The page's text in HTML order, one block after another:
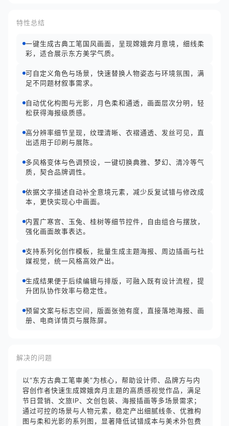
特性总结
一键生成古典工笔国风画面，呈现嫦娥奔月意境，细线柔
彩，适合展示东方美学气质。
可自定义角色与场景，快速替换人物姿态与环境氛围，满
足不同题材叙事需求。
自动优化构图与光影，月色柔和通透，画面层次分明，轻
松获得海报级质感。
高分辨率细节呈现，纹理清晰、衣褶通透、发丝可见，直
出适用于印刷与展陈。
多风格变体与色调预设，一键切换典雅、梦幻、清冷等气
质，契合品牌调性。
依据文字描述自动补全意境元素，减少反复试错与修改成
本，更快实现心中画面。
内置广寒宫、玉兔、桂树等细节控件，自由组合与摆放，
强化画面故事表达。
支持系列化创作模板，批量生成主题海报、周边插画与社
媒视觉，统一风格高效产出。
生成结果便于后续编辑与排版，可融入既有设计流程，提
升团队协作效率与稳定性。
预留文案与标志空间，版面张弛有度，直接落地海报、画
册、电商详情页与展陈屏。
解决的问题
以“东方古典工笔审美”为核心，帮助设计师、品牌方与内
容创作者快速生成嫦娥奔月主题的高质感视觉作品，满足
节日营销、文旅IP、文创包装、海报插画等多场景需求；
通过可控的场景与人物元素，稳定产出细腻线条、优雅构
图与柔和光影的系列图，显著降低试错成本与美术外包费